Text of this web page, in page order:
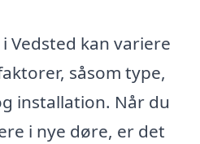
Vedsted kan variere
såsom type,
installation. Når du
i nye døre, er det